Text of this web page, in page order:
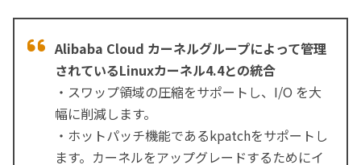
Alibaba Cloud カーネルグループによって管理
されているLinuxカーネル4.4との統合
・スワップ領域の圧縮をサポートし、I/O を大
幅に削減します。
・ホットパッチ機能であるkpatchをサポートし
ます。カーネルをアップグレードするためにイ